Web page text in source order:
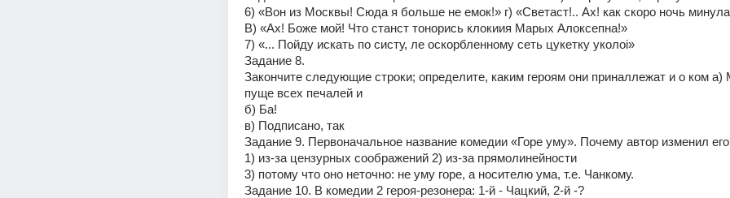
6) «Вон из Москвы! Сюда я больше не емок!» г) «Светаст!.. Ах! как скоро ночь
В) «Ах! Боже мой! Что станст тонорись клокиия Марых Алоксепна!»
7) «... Пойду искать по систу, ле оскорбленному сеть цукетку уколоі»
Задание 8.
Закончите следующие строки; определите, каким героям они приналлежат и о ком а)
пуще всех печалей и
б) Ба!
в) Подписано, так
Задание 9. Первоначальное название комедии «Горе уму». Почему автор изменил
1) из-за цензурных соображений 2) из-за прямолинейности
3) потому что оно неточно: не уму горе, а носителю ума, т.е. Чанкому.
Задание 10. В комедии 2 героя-резонера: 1-й - Чацкий, 2-й -?